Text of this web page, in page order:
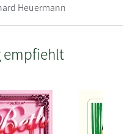
Heuermann
empfiehlt